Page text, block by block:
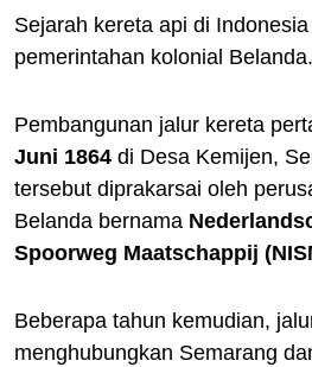
Sejarah kereta api di
pemerintahan kolonial Belanda.
Pembangunan jalur kereta
Juni 1864 di Desa Kemijen,
tersebut diprakarsai oleh
Belanda bernama
Spoorweg Maatschappij
Beberapa tahun kemudian,
menghubungkan Semarang